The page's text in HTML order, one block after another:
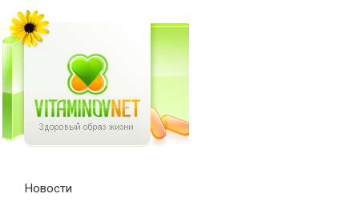
Новости